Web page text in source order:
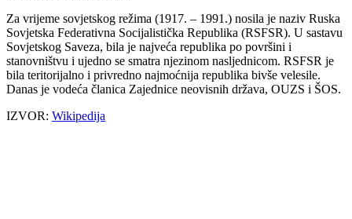
Za vrijeme sovjetskog režima (1917. – 1991.) nosila je naziv Ruska
Sovjetska Federativna Socijalistička Republika (RSFSR). U sastavu
Sovjetskog Saveza, bila je najveća republika po površini i
stanovništvu i ujedno se smatra njezinom nasljednicom. RSFSR je
bila teritorijalno i privredno najmoćnija republika bivše velesile.
Danas je vodeća članica Zajednice neovisnih država, OUZS i ŠOS.
IZVOR: Wikipedija